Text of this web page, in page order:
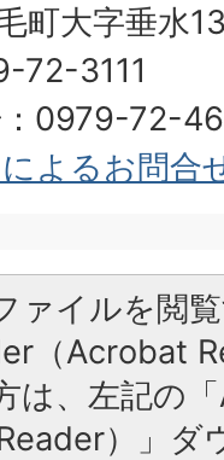
町大字垂水
72-3111
：0979-72-
よるお問合
ァイルを閲
（Acrobat
は、左記の
）」ダ